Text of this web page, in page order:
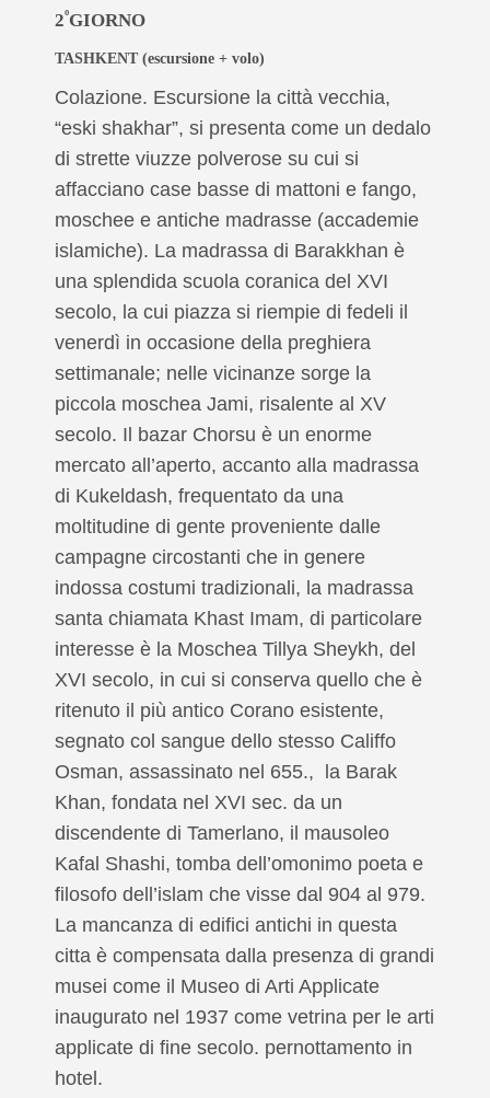
2ºGIORNO
TASHKENT(escursione + volo)
Colazione. Escursione la città vecchia,
“eski shakhar”, si presenta come un dedalo
di strette viuzze polverose su cui si
affacciano case basse di mattoni e fango,
moschee e antiche madrasse (accademie
islamiche). La madrassa di Barakkhan è
una splendida scuola coranica del XVI
secolo, la cui piazza si riempie di fedeli il
venerdì in occasione della preghiera
settimanale; nelle vicinanze sorge la
piccola moschea Jami, risalente al XV
secolo. Il bazar Chorsu è un enorme
mercato all’aperto, accanto alla madrassa
di Kukeldash, frequentato da una
moltitudine di gente proveniente dalle
campagne circostanti che in genere
indossa costumi tradizionali, la madrassa
santa chiamata Khast Imam, di particolare
interesse è la Moschea Tillya Sheykh, del
XVI secolo, in cui si conserva quello che è
ritenuto il più antico Corano esistente,
segnato col sangue dello stesso Califfo
Osman, assassinato nel 655., la Barak
Khan, fondata nel XVI sec. da un
discendente di Tamerlano, il mausoleo
Kafal Shashi, tomba dell’omonimo poeta e
filosofo dell’islam che visse dal 904 al 979.
La mancanza di edifici antichi in questa
cittа è compensata dalla presenza di grandi
musei come il Museo di Arti Applicate
inaugurato nel 1937 come vetrina per le arti
applicate di fine secolo. pernottamento in
hotel.